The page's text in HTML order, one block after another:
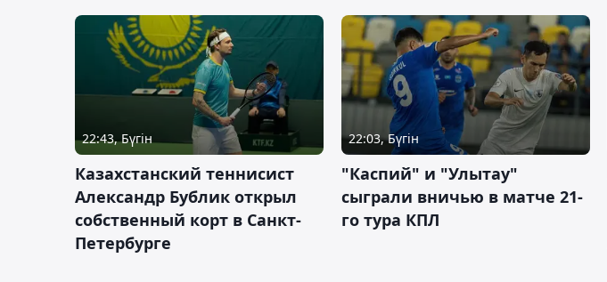
22:43, Бүгін
Казахстанский теннисист
Александр Бублик открыл
собственный корт в Санкт-
Петербурге
22:03, Бүгін
"Каспий" и "Улытау"
сыграли вничью в матче 21-
го тура КПЛ